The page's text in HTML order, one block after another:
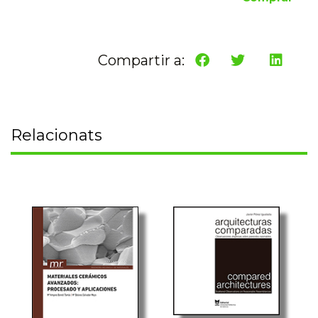
Compartir a:
Relacionats